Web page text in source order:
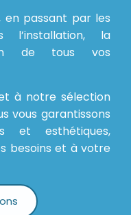
en passant par les
l’installation, la
de tous vos
à notre sélection
vous garantissons
et esthétiques,
besoins et à votre